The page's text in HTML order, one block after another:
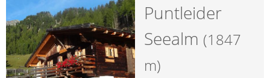
Puntleider
Seealm (1847
m)